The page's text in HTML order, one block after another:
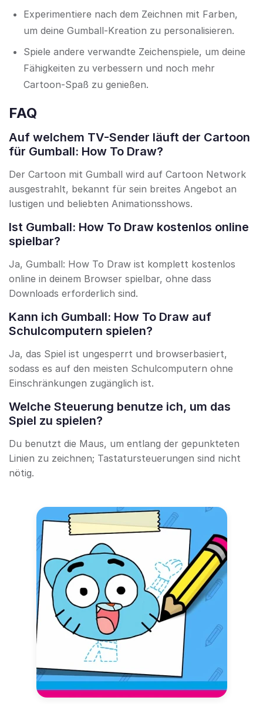
Experimentiere nach dem Zeichnen mit Farben,
um deine Gumball-Kreation zu personalisieren.
Spiele andere verwandte Zeichenspiele, um deine
Fähigkeiten zu verbessern und noch mehr
Cartoon-Spaß zu genießen.
FAQ
Auf welchem TV-Sender läuft der Cartoon
für Gumball: How To Draw?
Der Cartoon mit Gumball wird auf Cartoon Network
ausgestrahlt, bekannt für sein breites Angebot an
lustigen und beliebten Animationsshows.
Ist Gumball: How To Draw kostenlos online
spielbar?
Ja, Gumball: How To Draw ist komplett kostenlos
online in deinem Browser spielbar, ohne dass
Downloads erforderlich sind.
Kann ich Gumball: How To Draw auf
Schulcomputern spielen?
Ja, das Spiel ist ungesperrt und browserbasiert,
sodass es auf den meisten Schulcomputern ohne
Einschränkungen zugänglich ist.
Welche Steuerung benutze ich, um das
Spiel zu spielen?
Du benutzt die Maus, um entlang der gepunkteten
Linien zu zeichnen; Tastatursteuerungen sind nicht
nötig.